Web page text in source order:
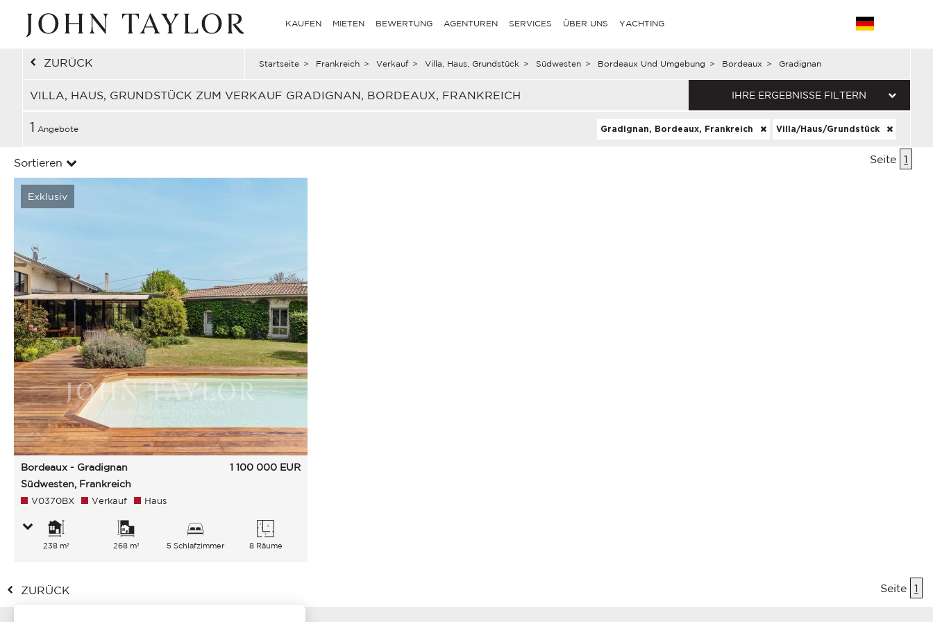
KAUFEN MIETEN BEWERTUNG AGENTUREN SERVICES ÜBER UNS YACHTING
ZURÜCK Startseite > Frankreich > Verkauf > Villa, Haus, Grundstück > Südwesten > Bordeaux Und Umgebung > Bordeaux > Gradignan
VILLA, HAUS, GRUNDSTÜCK ZUM VERKAUF GRADIGNAN, BORDEAUX, FRANKREICH IHRE ERGEBNISSE FILTERN
1 Angebote Gradignan, Bordeaux, Frankreich Villa/Haus/Grundstück
Sortieren Seite 1
Exklusiv
Bordeaux - Gradignan
Südwesten, Frankreich
1 100 000 EUR
V0370BX Verkauf Haus
238 m² 268 m² 5 Schlafzimmer 8 Räume
ZURÜCK Seite 1